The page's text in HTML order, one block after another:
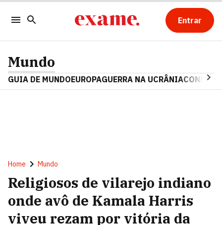
Entrar
Mundo
GUIA DE MUNDOEUROPAGUERRA NA UCRÂNIA
Home Mundo
Religiosos de vilarejo indiano
onde avô de Kamala Harris
viveu rezam por vitória da